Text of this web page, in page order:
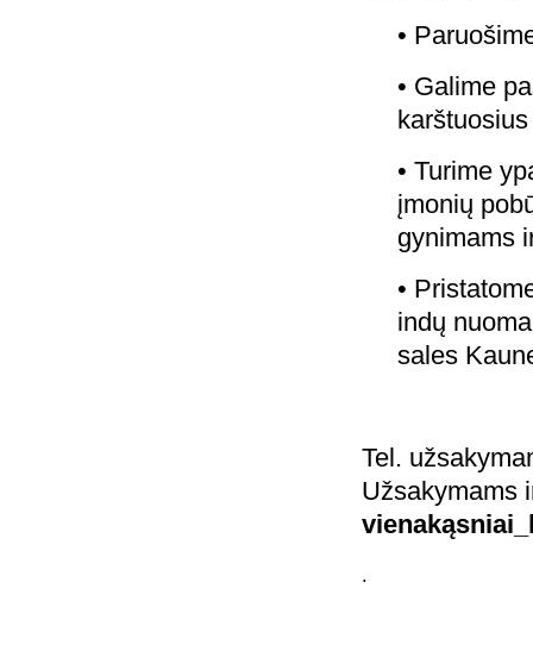
•
• Galime
• Turime
įmonių
gynimams
•
indų
sales
Tel.
Užsakymams
.